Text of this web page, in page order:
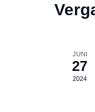
JUNI
27
2024